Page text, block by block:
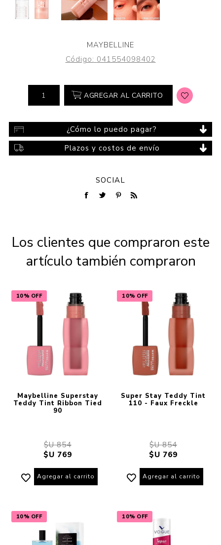
MAYBELLINE
Código: 041554098402
AGREGAR AL CARRITO
¿Cómo lo puedo pagar?
Plazos y costos de envío
SOCIAL
Los clientes que compraron este
artículo también compraron
10% OFF
Maybelline Superstay
Teddy Tint Ribbon Tied
90
$U 854
$U 769
Agregar al carrito
10% OFF
Super Stay Teddy Tint
110 - Faux Freckle
$U 854
$U 769
Agregar al carrito
10% OFF 10% OFF